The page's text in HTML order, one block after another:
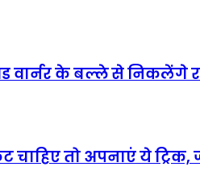
वार्नर के बल्ले से
चाहिए तो अपनाएं ये